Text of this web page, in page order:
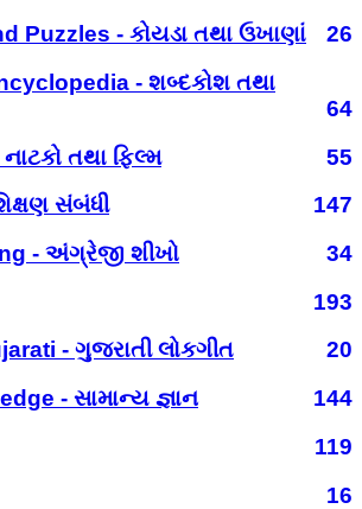
Puzzles - કોયડા તથા ઉખાણાં
26
- શબ્દકોશ તથા
64
તથા ફિલ્મ
55
સંબંધી
147
- અંગ્રેજી શીખો
34
193
- ગુજરાતી લોકગીત
20
- સામાન્ય જ્ઞાન
144
119
16